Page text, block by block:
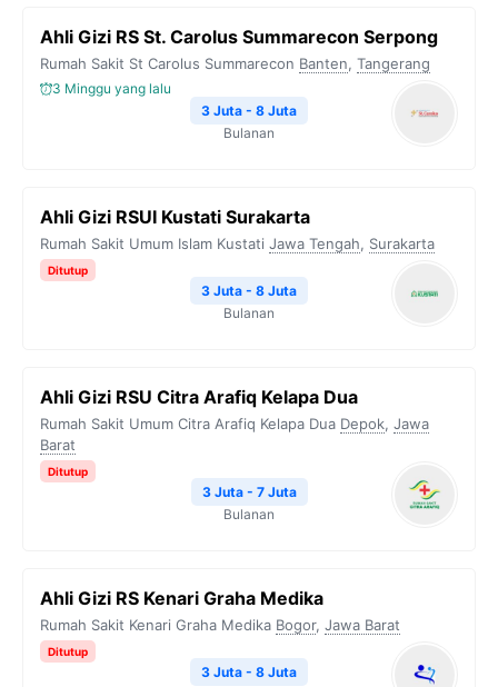
Ahli Gizi RS St. Carolus Summarecon Serpong
Rumah Sakit St Carolus Summarecon Banten, Tangerang
3 Minggu yang lalu
3 Juta - 8 Juta
Bulanan
Ahli Gizi RSUI Kustati Surakarta
Rumah Sakit Umum Islam Kustati Jawa Tengah, Surakarta
Ditutup
3 Juta - 8 Juta
Bulanan
Ahli Gizi RSU Citra Arafiq Kelapa Dua
Rumah Sakit Umum Citra Arafiq Kelapa Dua Depok, Jawa
Barat
Ditutup
3 Juta - 7 Juta
Bulanan
Ahli Gizi RS Kenari Graha Medika
Rumah Sakit Kenari Graha Medika Bogor, Jawa Barat
Ditutup
3 Juta - 8 Juta